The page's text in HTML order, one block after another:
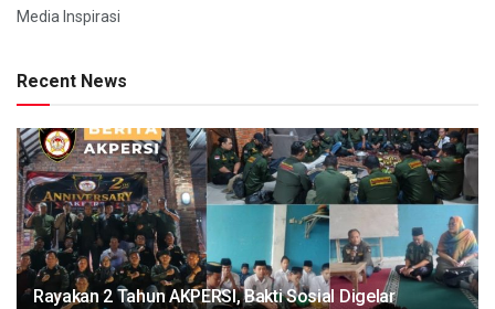
Media Inspirasi
Recent News
Rayakan 2 Tahun AKPERSI, Bakti Sosial Digelar